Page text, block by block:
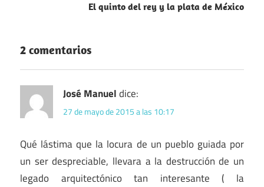
El quinto del rey y la plata de México
2 comentarios
José Manueldice:
27 de mayo de 2015 a las 10:17
Qué lástima que la locura de un pueblo guiada por
un ser despreciable, llevara a la destrucción de un
legado arquitectónico tan interesante ( la